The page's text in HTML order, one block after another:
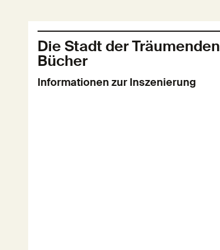
Die Stadt der Träumenden
Bücher
Informationen zur Inszenierung